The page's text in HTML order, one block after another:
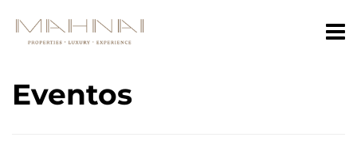
Eventos